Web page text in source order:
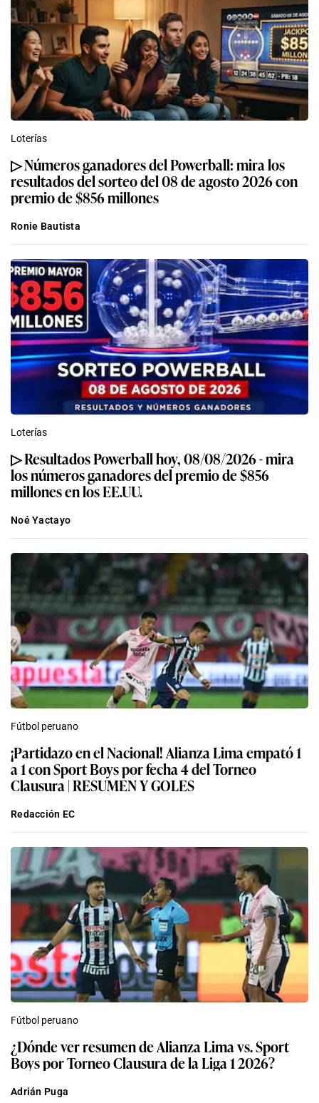
Loterías
▷ Números ganadores del Powerball: mira los
resultados del sorteo del 08 de agosto 2026 con
premio de $856 millones
Ronie Bautista
Loterías
▷ Resultados Powerball hoy, 08/08/2026 - mira
los números ganadores del premio de $856
millones en los EE.UU.
Noé Yactayo
Fútbol peruano
¡Partidazo en el Nacional! Alianza Lima empató 1
a 1 con Sport Boys por fecha 4 del Torneo
Clausura | RESUMEN Y GOLES
Redacción EC
Fútbol peruano
¿Dónde ver resumen de Alianza Lima vs. Sport
Boys por Torneo Clausura de la Liga 1 2026?
Adrián Puga